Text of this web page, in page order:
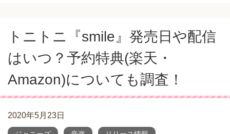
トニトニ『smile』発売日や配信
はいつ？予約特典(楽天・
Amazon)についても調査！
2020年5月23日